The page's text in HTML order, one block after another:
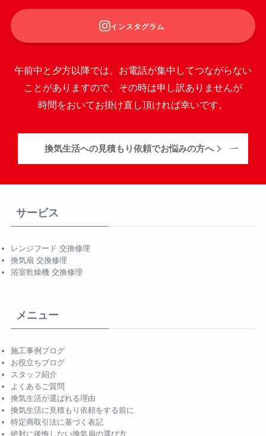
インスタグラム
午前中と夕方以降では、お電話が集中してつながらない
ことがありますので、その時は申し訳ありませんが
時間をおいてお掛け直し頂ければ幸いです。
換気生活への見積もり依頼でお悩みの方へ
サービス
レンジフード 交換修理
換気扇 交換修理
浴室乾燥機 交換修理
メニュー
施工事例ブログ
お役立ちブログ
スタッフ紹介
よくあるご質問
換気生活が選ばれる理由
換気生活に見積もり依頼をする前に
特定商取引法に基づく表記
絶対に後悔しない換気扇の選び方